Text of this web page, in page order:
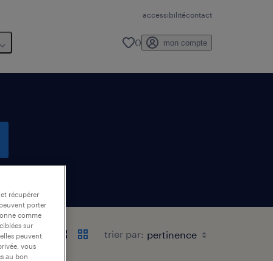
accessibilitécontact
0 mon compte
trier par:
récupérer
porter
comme
sur
peuvent
vous
au bon